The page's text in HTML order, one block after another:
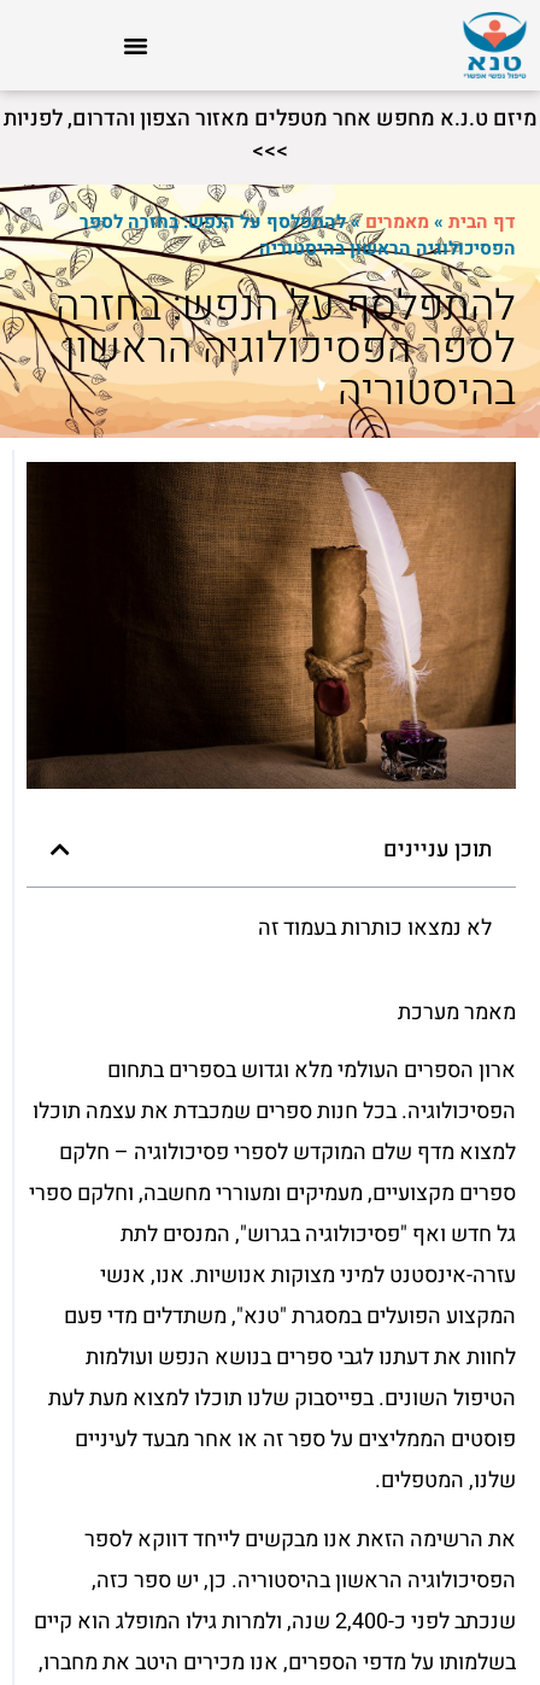
מיזם ט.נ.א מחפש אחר מטפלים מאזור הצפון והדרום, לפניות
>>>
דף הבית » מאמרים»להתפלסף על הנפש: בחזרה לספר
הפסיכולוגיה הראשון בהיסטוריה
להתפלסף על הנפש: בחזרה
לספר הפסיכולוגיה הראשון
בהיסטוריה
תוכן עניינים
לא נמצאו כותרות בעמוד זה
מאמר מערכת
ארון הספרים העולמי מלא וגדוש בספרים בתחום
הפסיכולוגיה. בכל חנות ספרים שמכבדת את עצמה תוכלו
למצוא מדף שלם המוקדש לספרי פסיכולוגיה – חלקם
ספרים מקצועיים, מעמיקים ומעוררי מחשבה, וחלקם ספרי
גל חדש ואף "פסיכולוגיה בגרוש", המנסים לתת
עזרה-אינסטנט למיני מצוקות אנושיות. אנו, אנשי
המקצוע הפועלים במסגרת "טנא", משתדלים מדי פעם
לחוות את דעתנו לגבי ספרים בנושא הנפש ועולמות
הטיפול השונים. בפייסבוק שלנו תוכלו למצוא מעת לעת
פוסטים הממליצים על ספר זה או אחר מבעד לעיניים
שלנו, המטפלים.
את הרשימה הזאת אנו מבקשים לייחד דווקא לספר
הפסיכולוגיה הראשון בהיסטוריה. כן, יש ספר כזה,
שנכתב לפני כ-2,400 שנה, ולמרות גילו המופלג הוא קיים
בשלמותו על מדפי הספרים, אנו מכירים היטב את מחברו,